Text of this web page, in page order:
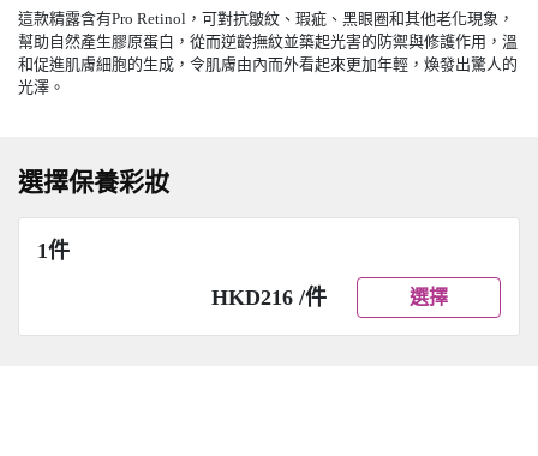
這款精露含有Pro Retinol，可對抗皺紋、瑕疵、黑眼圈和其他老化現象，
幫助自然產生膠原蛋白，從而逆齡撫紋並築起光害的防禦與修護作用，溫
和促進肌膚細胞的生成，令肌膚由內而外看起來更加年輕，煥發出驚人的
光澤。
選擇保養彩妝
1件
HKD216 /件
選擇